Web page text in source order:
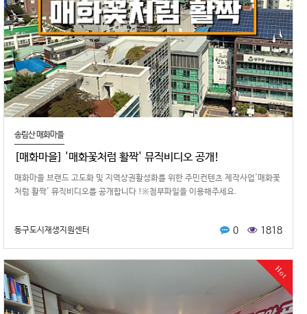
송림산 매화마을
[매화마을] '매화꽃처럼 활짝' 뮤직비디오 공개!
매화마을 브랜드 고도화 및 지역상권활성화를 위한 주민컨텐츠 제작사업'매화꽃
처럼 활짝' 뮤직비디오를 공개합니다 !※첨부파일을 이용해주세요.
동구도시재생지원센터 0 1818
Hot